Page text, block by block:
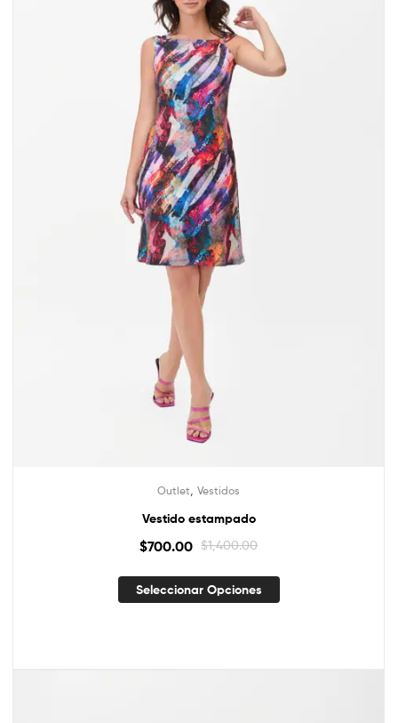
Outlet Vestidos
Vestido estampado
$1,400.00
$700.00
Seleccionar Opciones